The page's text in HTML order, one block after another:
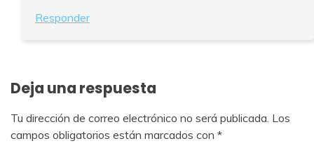
Responder
Deja una respuesta
Tu dirección de correo electrónico no será publicada. Los
campos obligatorios están marcados con *